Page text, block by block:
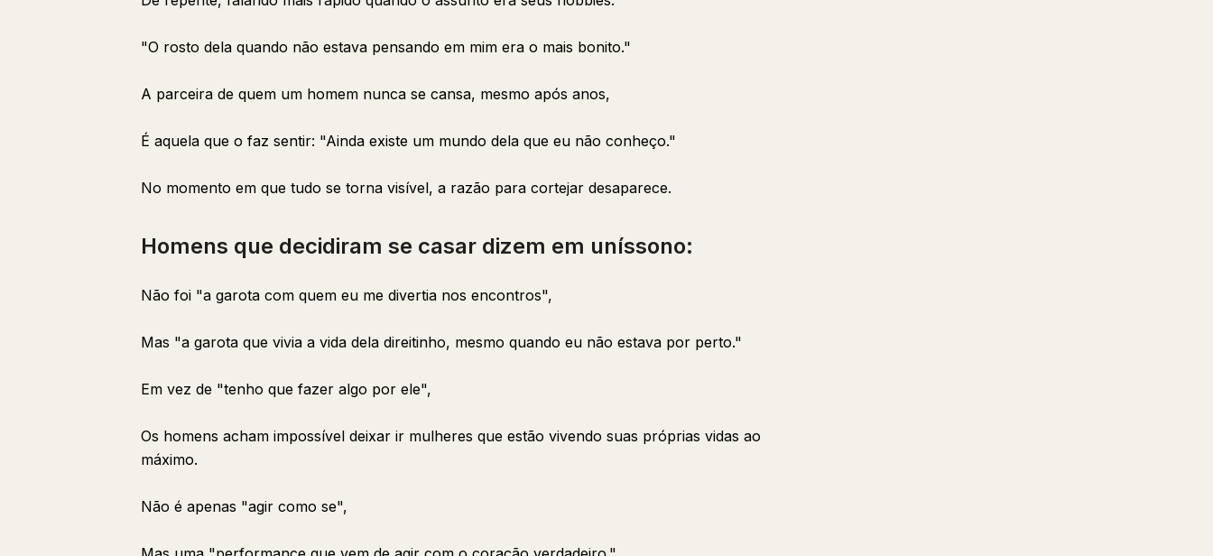
"O rosto dela quando não estava pensando em mim era o mais bonito."
A parceira de quem um homem nunca se cansa, mesmo após anos,
É aquela que o faz sentir: "Ainda existe um mundo dela que eu não conheço."
No momento em que tudo se torna visível, a razão para cortejar desaparece.
Homens que decidiram se casar dizem em uníssono:
Não foi "a garota com quem eu me divertia nos encontros",
Mas "a garota que vivia a vida dela direitinho, mesmo quando eu não estava por perto."
Em vez de "tenho que fazer algo por ele",
Os homens acham impossível deixar ir mulheres que estão vivendo suas próprias vidas ao
máximo.
Não é apenas "agir como se",